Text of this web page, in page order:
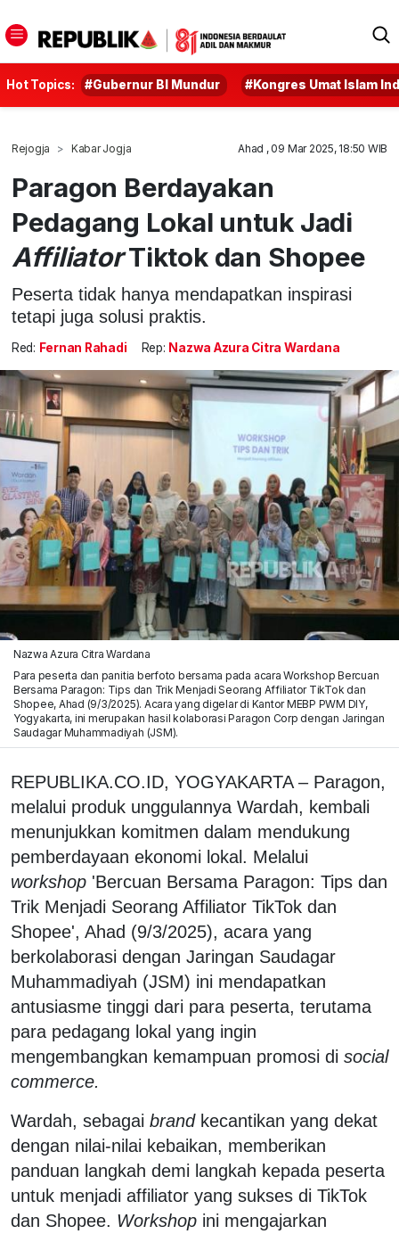
Hot Topics: #Gubernur BI Mundur #Kongres Umat Islam
Rejogja Kabar Jogja Ahad , 09 Mar 2025, 18:50 WIB
Paragon Berdayakan
Pedagang Lokal untuk Jadi
AffiliatorTiktok dan Shopee
Peserta tidak hanya mendapatkan inspirasi
tetapi juga solusi praktis.
Red: Fernan Rahadi Rep: Nazwa Azura Citra Wardana
Nazwa Azura Citra Wardana
Para peserta dan panitia berfoto bersama pada acara Workshop Bercuan
Bersama Paragon: Tips dan Trik Menjadi Seorang Affiliator TikTok dan
Shopee, Ahad (9/3/2025). Acara yang digelar di Kantor MEBP PWM DIY,
Yogyakarta, ini merupakan hasil kolaborasi Paragon Corp dengan Jaringan
Saudagar Muhammadiyah (JSM).
REPUBLIKA.CO.ID, YOGYAKARTA – Paragon,
melalui produk unggulannya Wardah, kembali
menunjukkan komitmen dalam mendukung
pemberdayaan ekonomi lokal. Melalui
workshop 'Bercuan Bersama Paragon: Tips dan
Trik Menjadi Seorang Affiliator TikTok dan
Shopee', Ahad (9/3/2025), acara yang
berkolaborasi dengan Jaringan Saudagar
Muhammadiyah (JSM) ini mendapatkan
antusiasme tinggi dari para peserta, terutama
para pedagang lokal yang ingin
mengembangkan kemampuan promosi di social
commerce.
Wardah, sebagai brandkecantikan yang dekat
dengan nilai-nilai kebaikan, memberikan
panduan langkah demi langkah kepada peserta
untuk menjadi affiliator yang sukses di TikTok
dan Shopee. Workshop ini mengajarkan